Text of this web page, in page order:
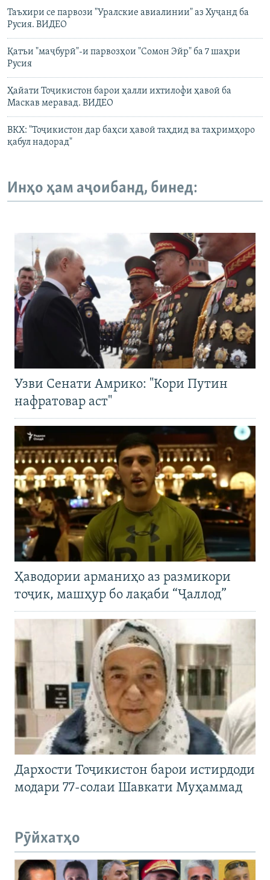
Таъхири се парвози "Уралские авиалинии" аз Хуҷанд ба
Русия. ВИДЕО
Қатъи "маҷбурӣ"-и парвозҳои "Сомон Эйр" ба 7 шаҳри
Русия
Ҳайати Тоҷикистон барои ҳалли ихтилофи ҳавоӣ ба
Маскав меравад. ВИДЕО
ВКХ: "Тоҷикистон дар баҳси ҳавоӣ таҳдид ва таҳримҳоро
қабул надорад"
Инҳо ҳам аҷоибанд, бинед:
Узви Сенати Амрико: "Кори Путин
нафратовар аст"
Ҳаводории арманиҳо аз размикори
тоҷик, машҳур бо лақаби “Ҷаллод”
Дархости Тоҷикистон барои истирдоди
модари 77-солаи Шавкати Муҳаммад
Рӯйхатҳо